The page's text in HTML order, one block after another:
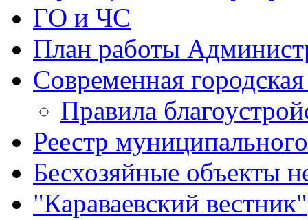
ГО и ЧС
План работы
Современная городская
Правила
Реестр
Бесхозяйные объекты
"Караваевский вестник"